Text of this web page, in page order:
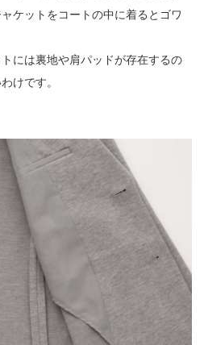
ケットをコートの中に着るとゴワ
には裏地や肩パッドが存在するの
けです。